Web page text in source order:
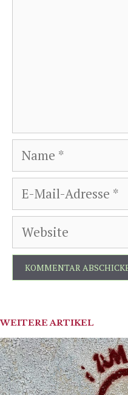
Name
E-
Mail-
Adresse
Website
WEITERE ARTIKEL